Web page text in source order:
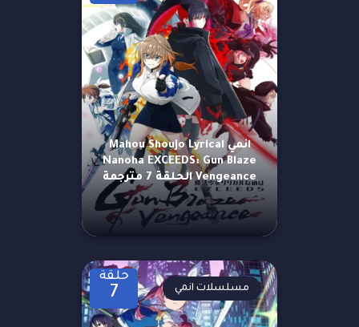
انمي Mahou Shoujo Lyrical
Nanoha EXCEEDS: Gun Blaze
Vengeance الحلقة 7 مترجمة
حلقة
7 مسلسلات انمي